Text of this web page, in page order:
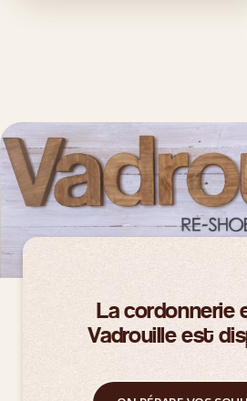
La cordonnerie
Vadrouille est